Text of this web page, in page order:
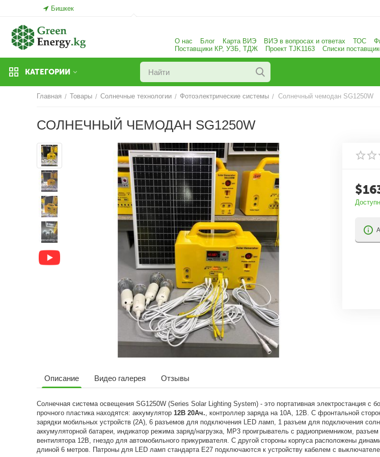
Бишкек
О нас Блог Карта ВИЭ ВИЭ в вопросах и ответах ТОС
Поставщики КР, УЗБ, ТДЖ
Проект TJK1163 Списки
КАТЕГОРИИ
Главная / Товары / Солнечные технологии / Фотоэлектрические системы / Солнечный чемодан SG1250W
СОЛНЕЧНЫЙ ЧЕМОДАН SG1250W
$
Описание Видео галерея Отзывы
Солнечная система освещения SG1250W (Series Solar Lighting System) - это портативная электростанция с
прочного пластика находятся: аккумулятор 12В 20Ач., контроллер заряда на 10А, 12В. С фронтальной
зарядки мобильных устройств (2А), 6 разъемов для подключения LED ламп, 1 разъем для подключения
аккумуляторной батареи, индикатор режима заряд/нагрузка, MP3 проигрыватель c радиоприемником,
вентилятора 12В, гнездо для автомобильного прикуривателя. С другой стороны корпуса расположены
длиной 6 метров. Патроны для LED ламп стандарта E27 подключаются к устройству кабелем с